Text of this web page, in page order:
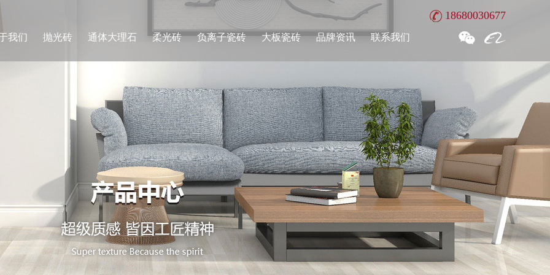
我们 抛光砖 通体大理石 柔光砖 负离子瓷砖 大板瓷砖 品牌资讯 联系我们
18680030677